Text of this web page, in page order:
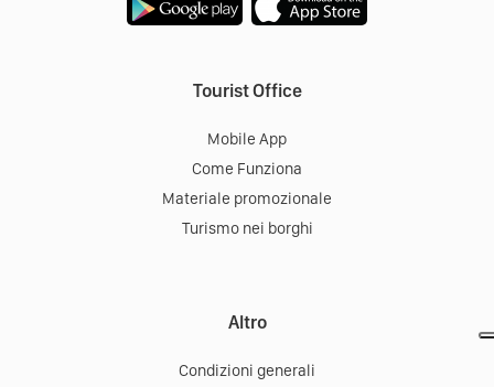
Tourist Office
Mobile App
Come Funziona
Materiale promozionale
Turismo nei borghi
Altro
Condizioni generali